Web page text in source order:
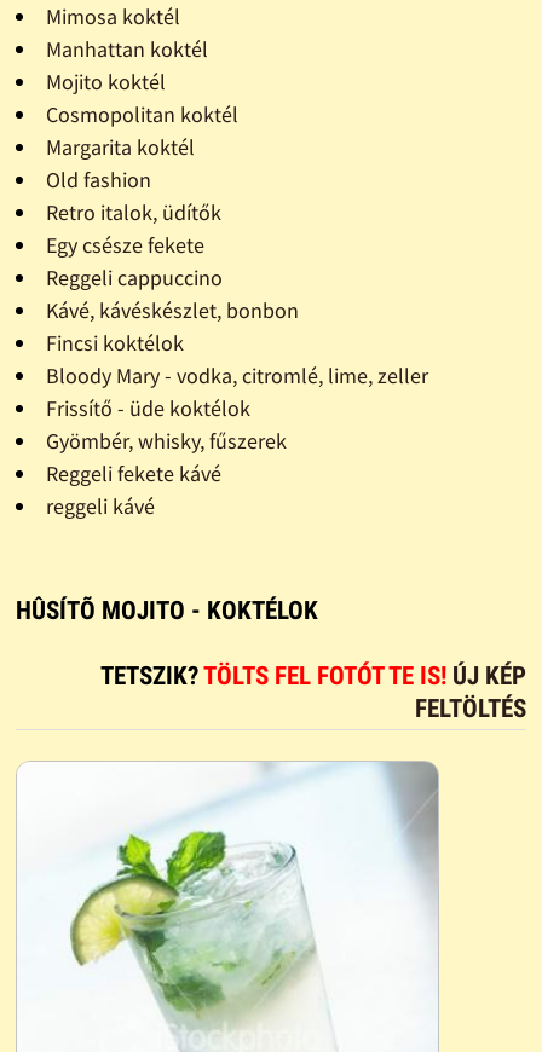
Mimosa koktél
Manhattan koktél
Mojito koktél
Cosmopolitan koktél
Margarita koktél
Old fashion
Retro italok, üdítők
Egy csésze fekete
Reggeli cappuccino
Kávé, kávéskészlet, bonbon
Fincsi koktélok
Bloody Mary - vodka, citromlé, lime, zeller
Frissítő - üde koktélok
Gyömbér, whisky, fűszerek
Reggeli fekete kávé
reggeli kávé
HÛSÍTÕ MOJITO - KOKTÉLOK
TETSZIK?TÖLTS FEL FOTÓT TE IS! ÚJ KÉP
FELTÖLTÉS